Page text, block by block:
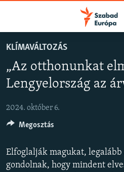
Akadálymentes
Ugrás
oldalra
Ugrás
keresésre
AKTUÁLIS
PODCASTOK
VIDEÓK
ELEMZŐ
NER15
SZABADON
KLÍMAVÁLTOZÁS
„Az otthonunkat
Lengyelország az
2024. október 6.
Elfoglalják magukat, legalább
gondolnak, hogy mindent
Megosztás